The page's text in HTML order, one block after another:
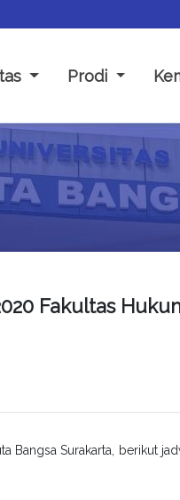
Prodi
Fakultas
Bangsa Surakarta, berikut